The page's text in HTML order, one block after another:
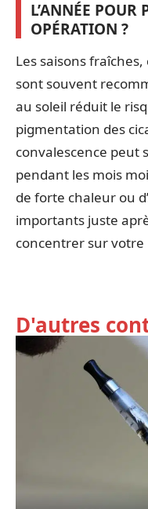
L’ANNÉE POUR
OPÉRATION ?
Les saisons fraîches,
sont souvent
au soleil réduit le
pigmentation des
convalescence peut
pendant les mois
de forte chaleur ou
importants juste
concentrer sur votre
D'autres